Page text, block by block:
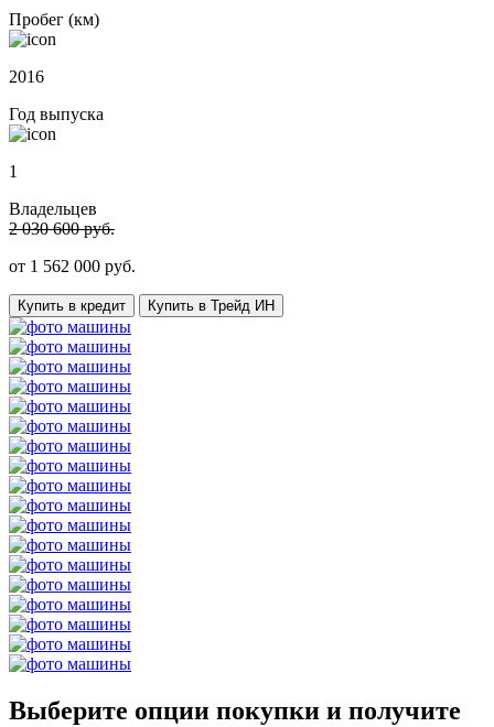
Пробег (км)
2016
Год выпуска
1
Владельцев
2 030 600 руб.
от 1 562 000 руб.
Купить в кредит Купить в Трейд ИН
Выберите опции покупки и получите